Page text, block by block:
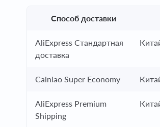
Способ доставки
AliExpress Стандартная
доставка
Cainiao Super Economy
AliExpress Premium
Shipping